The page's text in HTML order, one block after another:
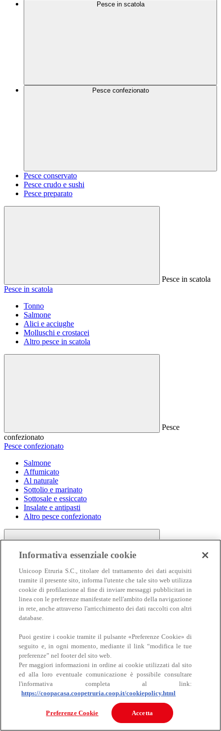
Pesce in scatola
Pesce confezionato
Pesce conservato
Pesce crudo e sushi
Pesce preparato
Pesce in scatola
Pesce in scatola
Tonno
Salmone
Alici e acciughe
Molluschi e crostacei
Altro pesce in scatola
Pesce
confezionato
Pesce confezionato
Salmone
Affumicato
Al naturale
Sottolio e marinato
Sottosale e essiccato
Insalate e antipasti
Altro pesce confezionato
Carne
Carne
Bovino
Informativa essenziale cookie
Unicoop Etruria S.C., titolare del trattamento dei dati acquisiti
tramite il presente sito, informa l'utente che tale sito web utilizza
cookie di profilazione al fine di inviare messaggi pubblicitari in
linea con le preferenze manifestate nell'ambito della navigazione
in rete, anche attraverso l'arricchimento dei dati raccolti con altri
database.
Puoi gestire i cookie tramite il pulsante «Preferenze Cookie» di
seguito e, in ogni momento, mediante il link “modifica le tue
preferenze” nel footer del sito web.
Per maggiori informazioni in ordine ai cookie utilizzati dal sito
ed alla loro eventuale comunicazione è possibile consultare
l'informativa completa al link:
https://coopacasa.coopetruria.coop.it/cookiepolicy.html
Preferenze Cookie Accetta